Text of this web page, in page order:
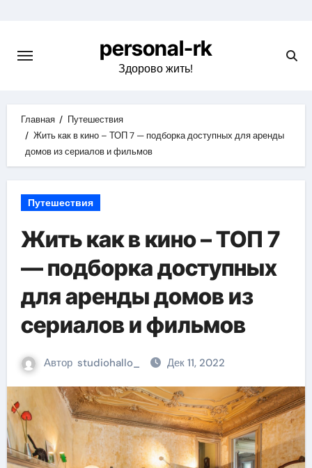
содержимому
personal-rk
Здорово жить!
Главная
Путешествия
Жить как в кино – ТОП 7 — подборка доступных для аренды
домов из сериалов и фильмов
Путешествия
Жить как в кино – ТОП 7
— подборка доступных
для аренды домов из
сериалов и фильмов
Автор studiohallo_ Дек 11, 2022